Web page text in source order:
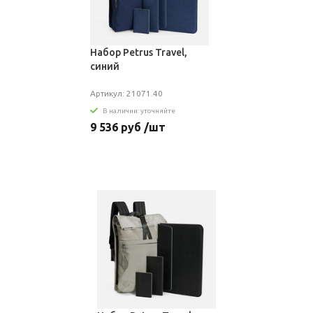
Набор Petrus Travel,
синий
Артикул: 21071.40
В наличии: уточняйте
9 536 руб /шт